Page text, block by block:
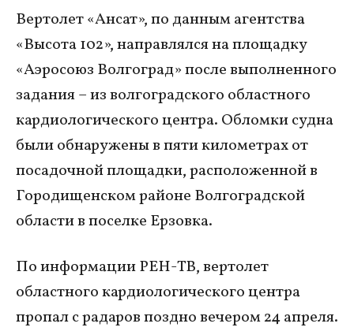
Вертолет «Ансат», по данным агентства
«Высота 102», направлялся на площадку
«Аэросоюз Волгоград» после выполненного
задания – из волгоградского областного
кардиологического центра. Обломки судна
были обнаружены в пяти километрах от
посадочной площадки, расположенной в
Городищенском районе Волгоградской
области в поселке Ерзовка.
По информации РЕН-ТВ, вертолет
областного кардиологического центра
пропал с радаров поздно вечером 24 апреля.